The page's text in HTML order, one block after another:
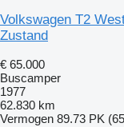
Volkswagen T2
Zustand
€ 65.000
Buscamper
1977
62.830 km
Vermogen 89.73 PK